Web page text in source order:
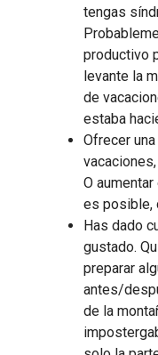
tengas
productivo
levante la
de
estaba
Ofrecer
O
es posible,
Has dado
gustado.
preparar
antes/
de la